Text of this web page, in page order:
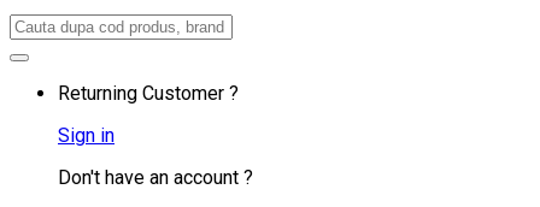
Search
Returning Customer ?
Sign in
Don't have an account ?